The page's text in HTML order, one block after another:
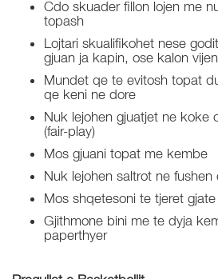
Cdo skuader fillon lojen me
topash
Lojtari skualifikohet nese
gjuan ja kapin, ose kalon
Mundet qe te evitosh topat
qe keni ne dore
Nuk lejohen gjuatjet ne koke
(fair-play)
Mos gjuani topat me kembe
Nuk lejohen saltrot ne
Mos shqetesoni te tjeret
Gjithmone bini me te dyja
paperthyer